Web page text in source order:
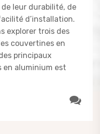
leur durabilité, de
d’installation.
explorer trois des
couvertines en
principaux
en aluminium est